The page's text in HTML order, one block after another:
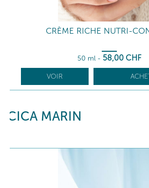
CRÈME RICHE NUTRI-
50 ml - 58,00 CHF
VOIR
CICA MARIN